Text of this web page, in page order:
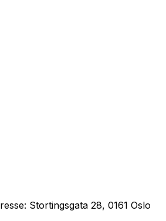
Stortingsgata 28, 0161 Oslo